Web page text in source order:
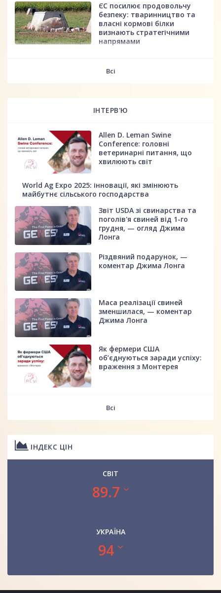
ЄС посилює продовольчу
безпеку: тваринництво та
власні кормові білки
визнають стратегічними
напрямами
Всі
ІНТЕРВ'Ю
Allen D. Leman Swine
Conference: головні
ветеринарні питання, що
хвилюють світ
World Ag Expo 2025: інновації, які змінюють
майбутнє сільського господарства
Звіт USDA зі свинарства та
поголів'я свиней від 1-го
грудня, — огляд Джима
Лонга
Різдвяний подарунок, —
коментар Джима Лонга
Маса реалізації свиней
зменшилася, — коментар
Джима Лонга
Як фермери США
об’єднуються заради успіху:
враження з Монтерея
Всі
ІНДЕКС ЦІН
СВІТ
89.7
УКРАЇНА
94